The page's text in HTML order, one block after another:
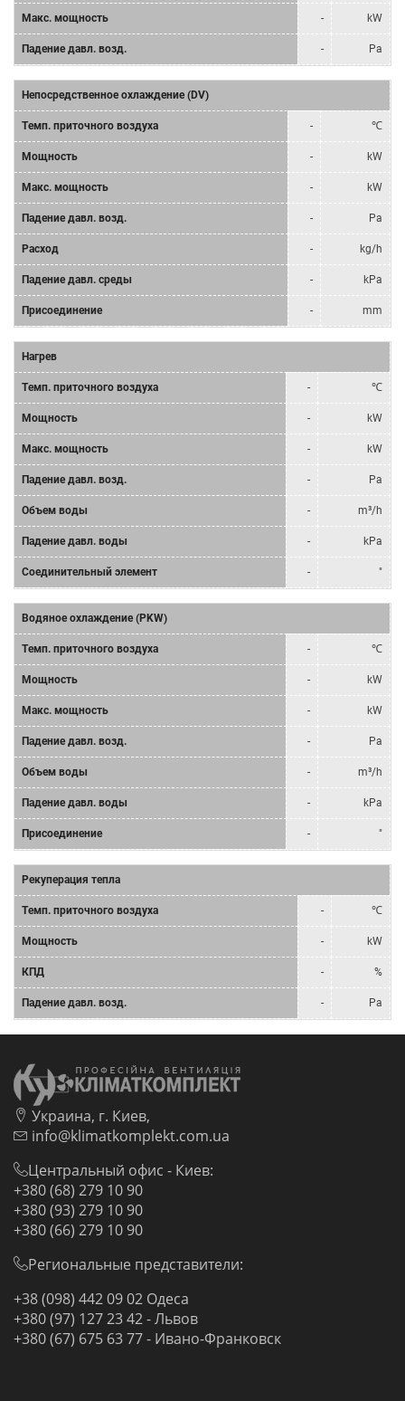
Mакс. мощность - kW
Падение давл. возд. - Pa
Непосредственное охлаждение (DV)
Tемп. приточного воздуха - ℃
Мощность - kW
Mакс. мощность - kW
Падение давл. возд. - Pa
Расход - kg/h
Падение давл. среды - kPa
Присоединение - mm
Нагрев
Tемп. приточного воздуха - ℃
Мощность - kW
Mакс. мощность - kW
Падение давл. возд. - Pa
Объем воды - m³/h
Падение давл. воды - kPa
Соединительный элемент - "
Водяное охлаждение (PKW)
Tемп. приточного воздуха - ℃
Мощность - kW
Mакс. мощность - kW
Падение давл. возд. - Pa
Объем воды - m³/h
Падение давл. воды - kPa
Присоединение - "
Рекуперация тепла
Tемп. приточного воздуха - ℃
Мощность - kW
КПД - %
Падение давл. возд. - Pa
Украина, г. Киев,
info@klimatkomplekt.com.ua
Центральный офис - Киев:
+380 (68) 279 10 90
+380 (93) 279 10 90
+380 (66) 279 10 90
Региональные представители:
+38 (098) 442 09 02 Одеса
+380 (97) 127 23 42 - Львов
+380 (67) 675 63 77 - Ивано-Франковск